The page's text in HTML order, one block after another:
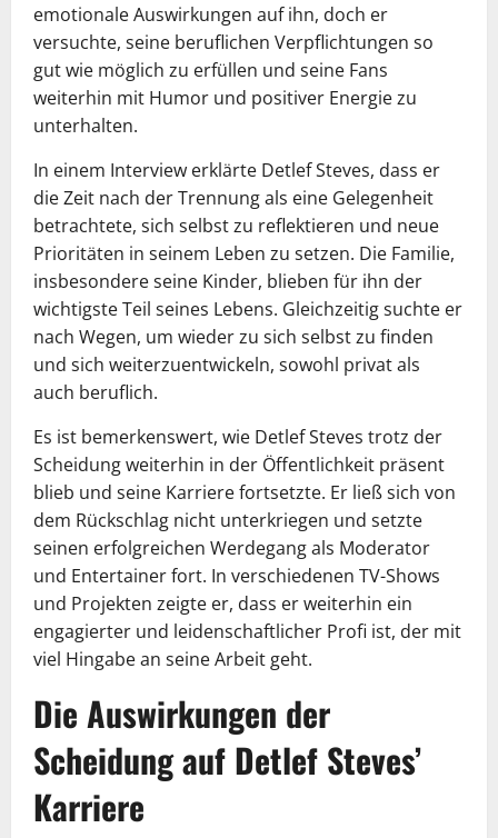
emotionale Auswirkungen auf ihn, doch er
versuchte, seine beruflichen Verpflichtungen so
gut wie möglich zu erfüllen und seine Fans
weiterhin mit Humor und positiver Energie zu
unterhalten.
In einem Interview erklärte Detlef Steves, dass er
die Zeit nach der Trennung als eine Gelegenheit
betrachtete, sich selbst zu reflektieren und neue
Prioritäten in seinem Leben zu setzen. Die Familie,
insbesondere seine Kinder, blieben für ihn der
wichtigste Teil seines Lebens. Gleichzeitig suchte er
nach Wegen, um wieder zu sich selbst zu finden
und sich weiterzuentwickeln, sowohl privat als
auch beruflich.
Es ist bemerkenswert, wie Detlef Steves trotz der
Scheidung weiterhin in der Öffentlichkeit präsent
blieb und seine Karriere fortsetzte. Er ließ sich von
dem Rückschlag nicht unterkriegen und setzte
seinen erfolgreichen Werdegang als Moderator
und Entertainer fort. In verschiedenen TV-Shows
und Projekten zeigte er, dass er weiterhin ein
engagierter und leidenschaftlicher Profi ist, der mit
viel Hingabe an seine Arbeit geht.
Die Auswirkungen der
Scheidung auf Detlef Steves’
Karriere